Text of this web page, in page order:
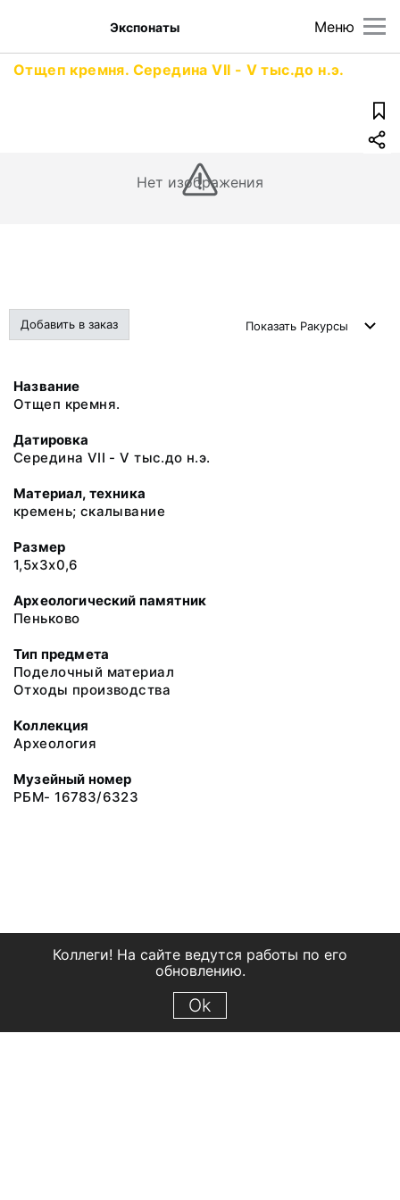
Меню
Экспонаты
Отщеп кремня. Середина VII - V тыс.до н.э.
Нет изображения
Добавить в заказ Показать Ракурсы
Название
Отщеп кремня.
Датировка
Середина VII - V тыс.до н.э.
Материал, техника
кремень; скалывание
Размер
1,5х3х0,6
Археологический памятник
Пеньково
Тип предмета
Поделочный материал
Отходы производства
Коллекция
Археология
Музейный номер
РБМ- 16783/6323
Коллеги! На сайте ведутся работы по его
обновлению.
Ok